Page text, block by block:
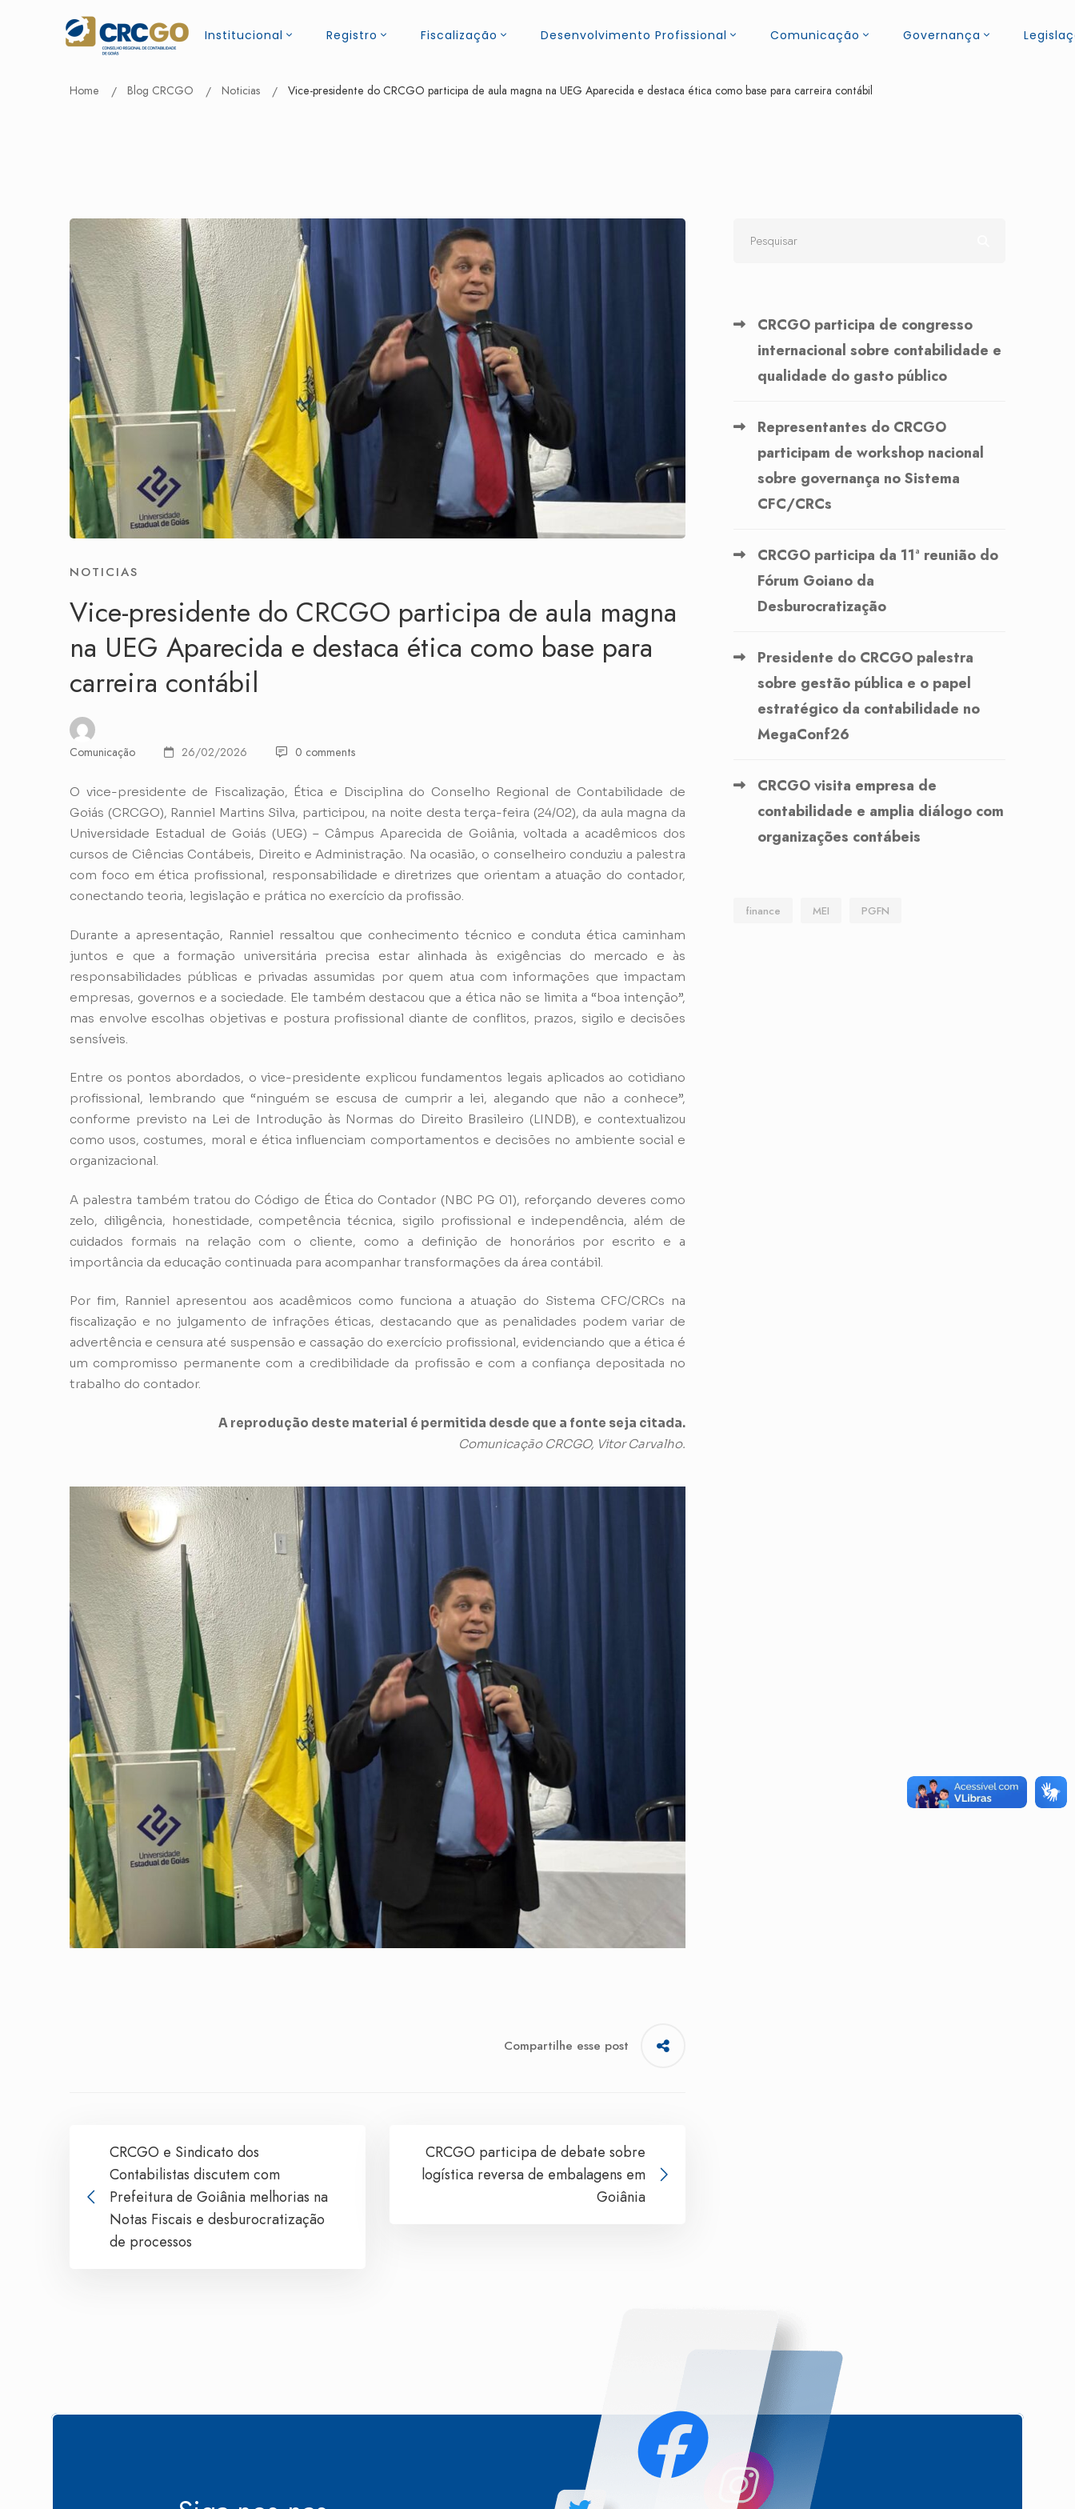
Institucional Registro Fiscalização Desenvolvimento Profissional Comunicação Governança
Home Blog CRCGO Noticias Vice-presidente do CRCGO participa de aula magna na UEG Aparecida e destaca ética como base para carreira contábil
NOTICIAS
Vice-presidente do CRCGO participa de aula magna
na UEG Aparecida e destaca ética como base para
carreira contábil
Comunicação 26/02/2026 0 comments
O vice-presidente de Fiscalização, Ética e Disciplina do Conselho Regional de Contabilidade de
Goiás (CRCGO), Ranniel Martins Silva, participou, na noite desta terça-feira (24/02), da aula magna da
Universidade Estadual de Goiás (UEG) – Câmpus Aparecida de Goiânia, voltada a acadêmicos dos
cursos de Ciências Contábeis, Direito e Administração. Na ocasião, o conselheiro conduziu a palestra
com foco em ética profissional, responsabilidade e diretrizes que orientam a atuação do contador,
conectando teoria, legislação e prática no exercício da profissão.
Durante a apresentação, Ranniel ressaltou que conhecimento técnico e conduta ética caminham
juntos e que a formação universitária precisa estar alinhada às exigências do mercado e às
responsabilidades públicas e privadas assumidas por quem atua com informações que impactam
empresas, governos e a sociedade. Ele também destacou que a ética não se limita a “boa intenção”,
mas envolve escolhas objetivas e postura profissional diante de conflitos, prazos, sigilo e decisões
sensíveis.
Entre os pontos abordados, o vice-presidente explicou fundamentos legais aplicados ao cotidiano
profissional, lembrando que “ninguém se escusa de cumprir a lei, alegando que não a conhece”,
conforme previsto na Lei de Introdução às Normas do Direito Brasileiro (LINDB), e contextualizou
como usos, costumes, moral e ética influenciam comportamentos e decisões no ambiente social e
organizacional.
A palestra também tratou do Código de Ética do Contador (NBC PG 01), reforçando deveres como
zelo, diligência, honestidade, competência técnica, sigilo profissional e independência, além de
cuidados formais na relação com o cliente, como a definição de honorários por escrito e a
importância da educação continuada para acompanhar transformações da área contábil.
Por fim, Ranniel apresentou aos acadêmicos como funciona a atuação do Sistema CFC/CRCs na
fiscalização e no julgamento de infrações éticas, destacando que as penalidades podem variar de
advertência e censura até suspensão e cassação do exercício profissional, evidenciando que a ética é
um compromisso permanente com a credibilidade da profissão e com a confiança depositada no
trabalho do contador.
A reprodução deste material é permitida desde que a fonte seja citada.
Comunicação CRCGO, Vitor Carvalho.
Compartilhe esse post
CRCGO e Sindicato dos
Contabilistas discutem com
Prefeitura de Goiânia melhorias na
Notas Fiscais e desburocratização
de processos
CRCGO participa de debate sobre
logística reversa de embalagens em
Goiânia
CRCGO participa de congresso
internacional sobre contabilidade e
qualidade do gasto público
Representantes do CRCGO
participam de workshop nacional
sobre governança no Sistema
CFC/CRCs
CRCGO participa da 11ª reunião do
Fórum Goiano da
Desburocratização
Presidente do CRCGO palestra
sobre gestão pública e o papel
estratégico da contabilidade no
MegaConf26
CRCGO visita empresa de
contabilidade e amplia diálogo com
organizações contábeis
finance MEI PGFN